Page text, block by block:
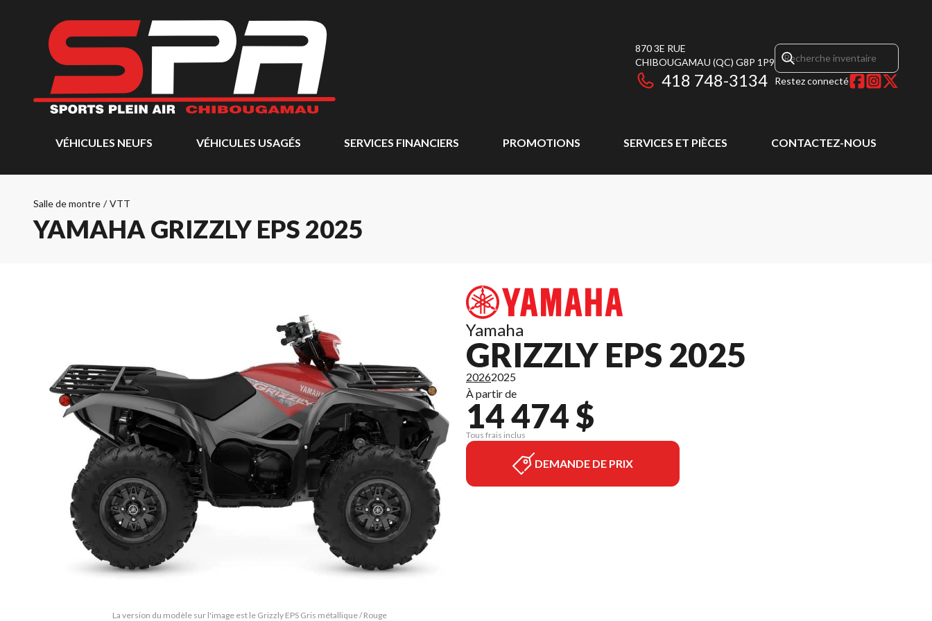
870 3E RUE
CHIBOUGAMAU (QC) G8P 1P9
418 748-3134 Restez connecté
VÉHICULES NEUFS VÉHICULES USAGÉS SERVICES FINANCIERS PROMOTIONS SERVICES ET PIÈCES CONTACTEZ-NOUS
Salle de montre / VTT
YAMAHA GRIZZLY EPS 2025
La version du modèle sur l'image est le Grizzly EPS Gris métallique / Rouge
Yamaha
GRIZZLY EPS 2025
20262025
À partir de
14 474 $
Tous frais inclus
DEMANDE DE PRIX